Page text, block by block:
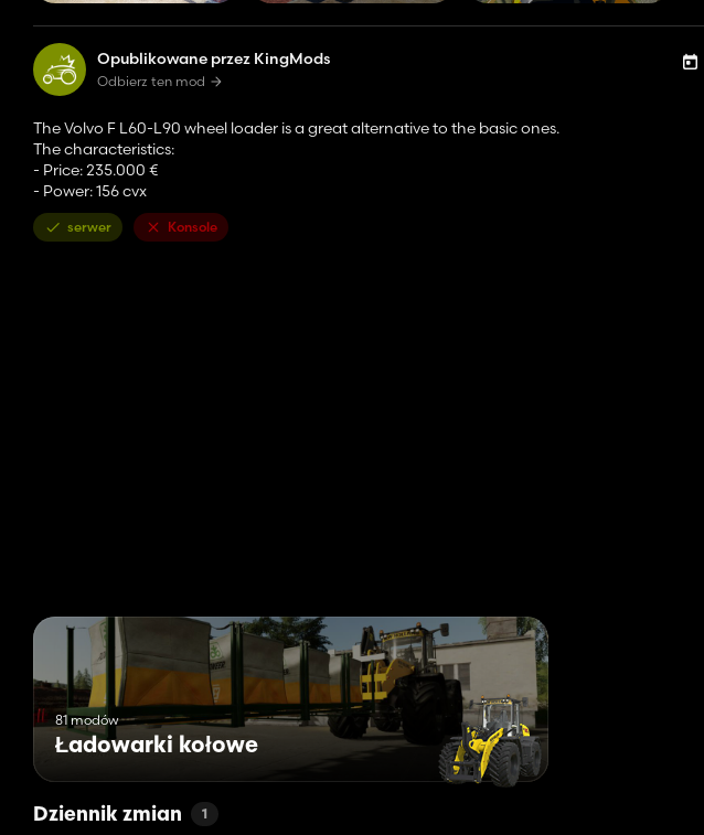
Opublikowane przez KingMods
Odbierz ten mod
The Volvo F L60-L90 wheel loader is a great alternative to the basic ones.
The characteristics:
- Price: 235.000 €
- Power: 156 cvx
serwer Konsole
81 modów
Ładowarki kołowe
Dziennik zmian 1